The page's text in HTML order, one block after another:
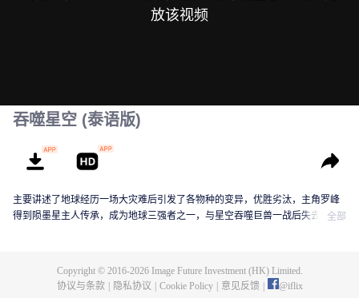
放该视频
吞噬星空 (泰语版)
主要讲述了地球经历一场大灾难后引发了各物种的变异，优胜劣汰，主角罗峰
得到陨墨星主人传承，成为地球三强者之一，与星空吞噬巨兽一战后失去肉全部
Copyright © 2016-2026Image Future Investment (HK) Limited.
协议与条款
隐私协议 Cookie Policy 意见反馈 @iflix